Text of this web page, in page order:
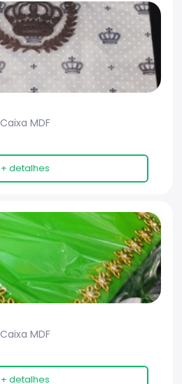
Caixa MDF
+ detalhes
Caixa MDF
+ detalhes